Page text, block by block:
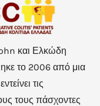
και Ελκώδη
το 2006 από μια
τις
τους πάσχοντες